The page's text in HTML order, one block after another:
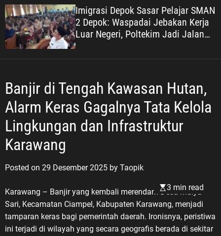
e
h
Imigrasi Depok Sasar Pelajar SMAN
2 Depok: Waspadai Jebakan Kerja
Luar Negeri, Poltekim Jadi Jalan
Banjir di Tengah Kawasan Hutan,
Alarm Keras Gagalnya Tata Kelola
Lingkungan dan Infrastruktur
Karawang
Posted on 29 Desember 2025 by Taopik
3 min read
Karawang – Banjir yang kembali merendam Desa Mulya
Sari, Kecamatan Ciampel, Kabupaten Karawang, menjadi
tamparan keras bagi pemerintah daerah. Ironisnya, peristiwa
ini terjadi di wilayah yang secara geografis berada di sekitar